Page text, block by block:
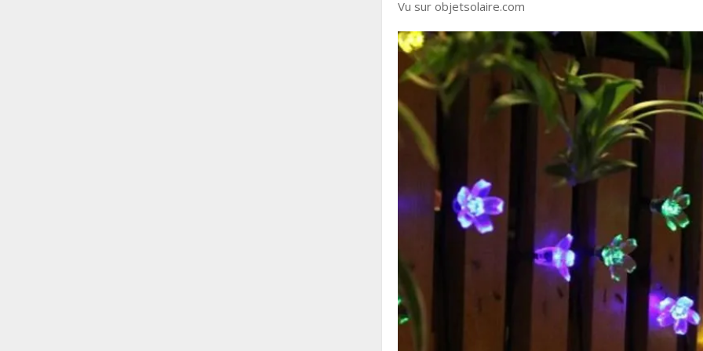
Vu sur objetsolaire.com